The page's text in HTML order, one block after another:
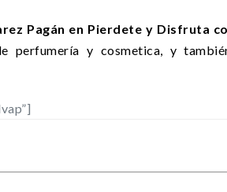
Pagán en Pierdete y Disfruta
perfumería y cosmetica, y